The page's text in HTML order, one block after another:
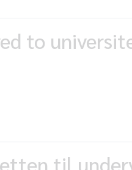
to
til